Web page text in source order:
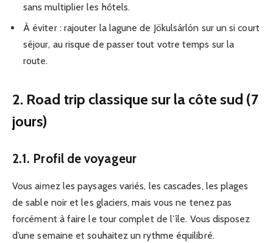
sans multiplier les hôtels.
À éviter : rajouter la lagune de Jökulsárlón sur un si court
séjour, au risque de passer tout votre temps sur la
route.
2. Road trip classique sur la côte sud (7
jours)
2.1. Profil de voyageur
Vous aimez les paysages variés, les cascades, les plages
de sable noir et les glaciers, mais vous ne tenez pas
forcément à faire le tour complet de l’île. Vous disposez
d’une semaine et souhaitez un rythme équilibré.